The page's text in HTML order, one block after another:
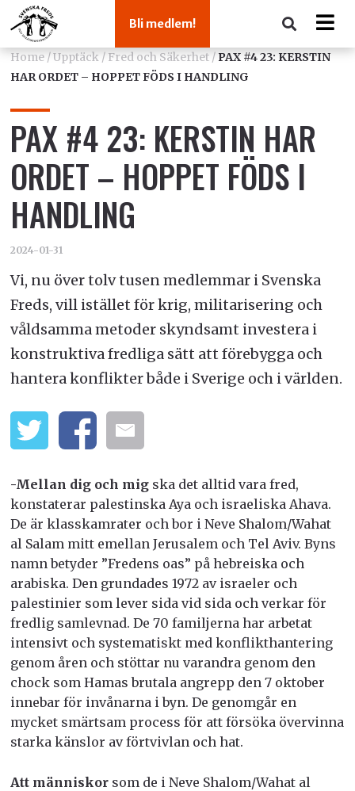
Bli medlem!
Home/Upptäck/Fred och Säkerhet/ PAX #4 23: KERSTIN
HAR ORDET – HOPPET FÖDS I HANDLING
PAX #4 23: KERSTIN HAR
ORDET – HOPPET FÖDS I
HANDLING
2024-01-31
Vi, nu över tolv tusen medlemmar i Svenska
Freds, vill istället för krig, militarisering och
våldsamma metoder skyndsamt investera i
konstruktiva fredliga sätt att förebygga och
hantera konflikter både i Sverige och i världen.
-Mellan dig och migska det alltid vara fred,
konstaterar palestinska Aya och israeliska Ahava.
De är klasskamrater och bor i Neve Shalom/Wahat
al Salam mitt emellan Jerusalem och Tel Aviv. Byns
namn betyder ”Fredens oas” på hebreiska och
arabiska. Den grundades 1972 av israeler och
palestinier som lever sida vid sida och verkar för
fredlig samlevnad. De 70 familjerna har arbetat
intensivt och systematiskt med konflikthantering
genom åren och stöttar nu varandra genom den
chock som Hamas brutala angrepp den 7 oktober
innebar för invånarna i byn. De genomgår en
mycket smärtsam process för att försöka övervinna
starka känslor av förtvivlan och hat.
Att människorsom de i Neve Shalom/Wahat al